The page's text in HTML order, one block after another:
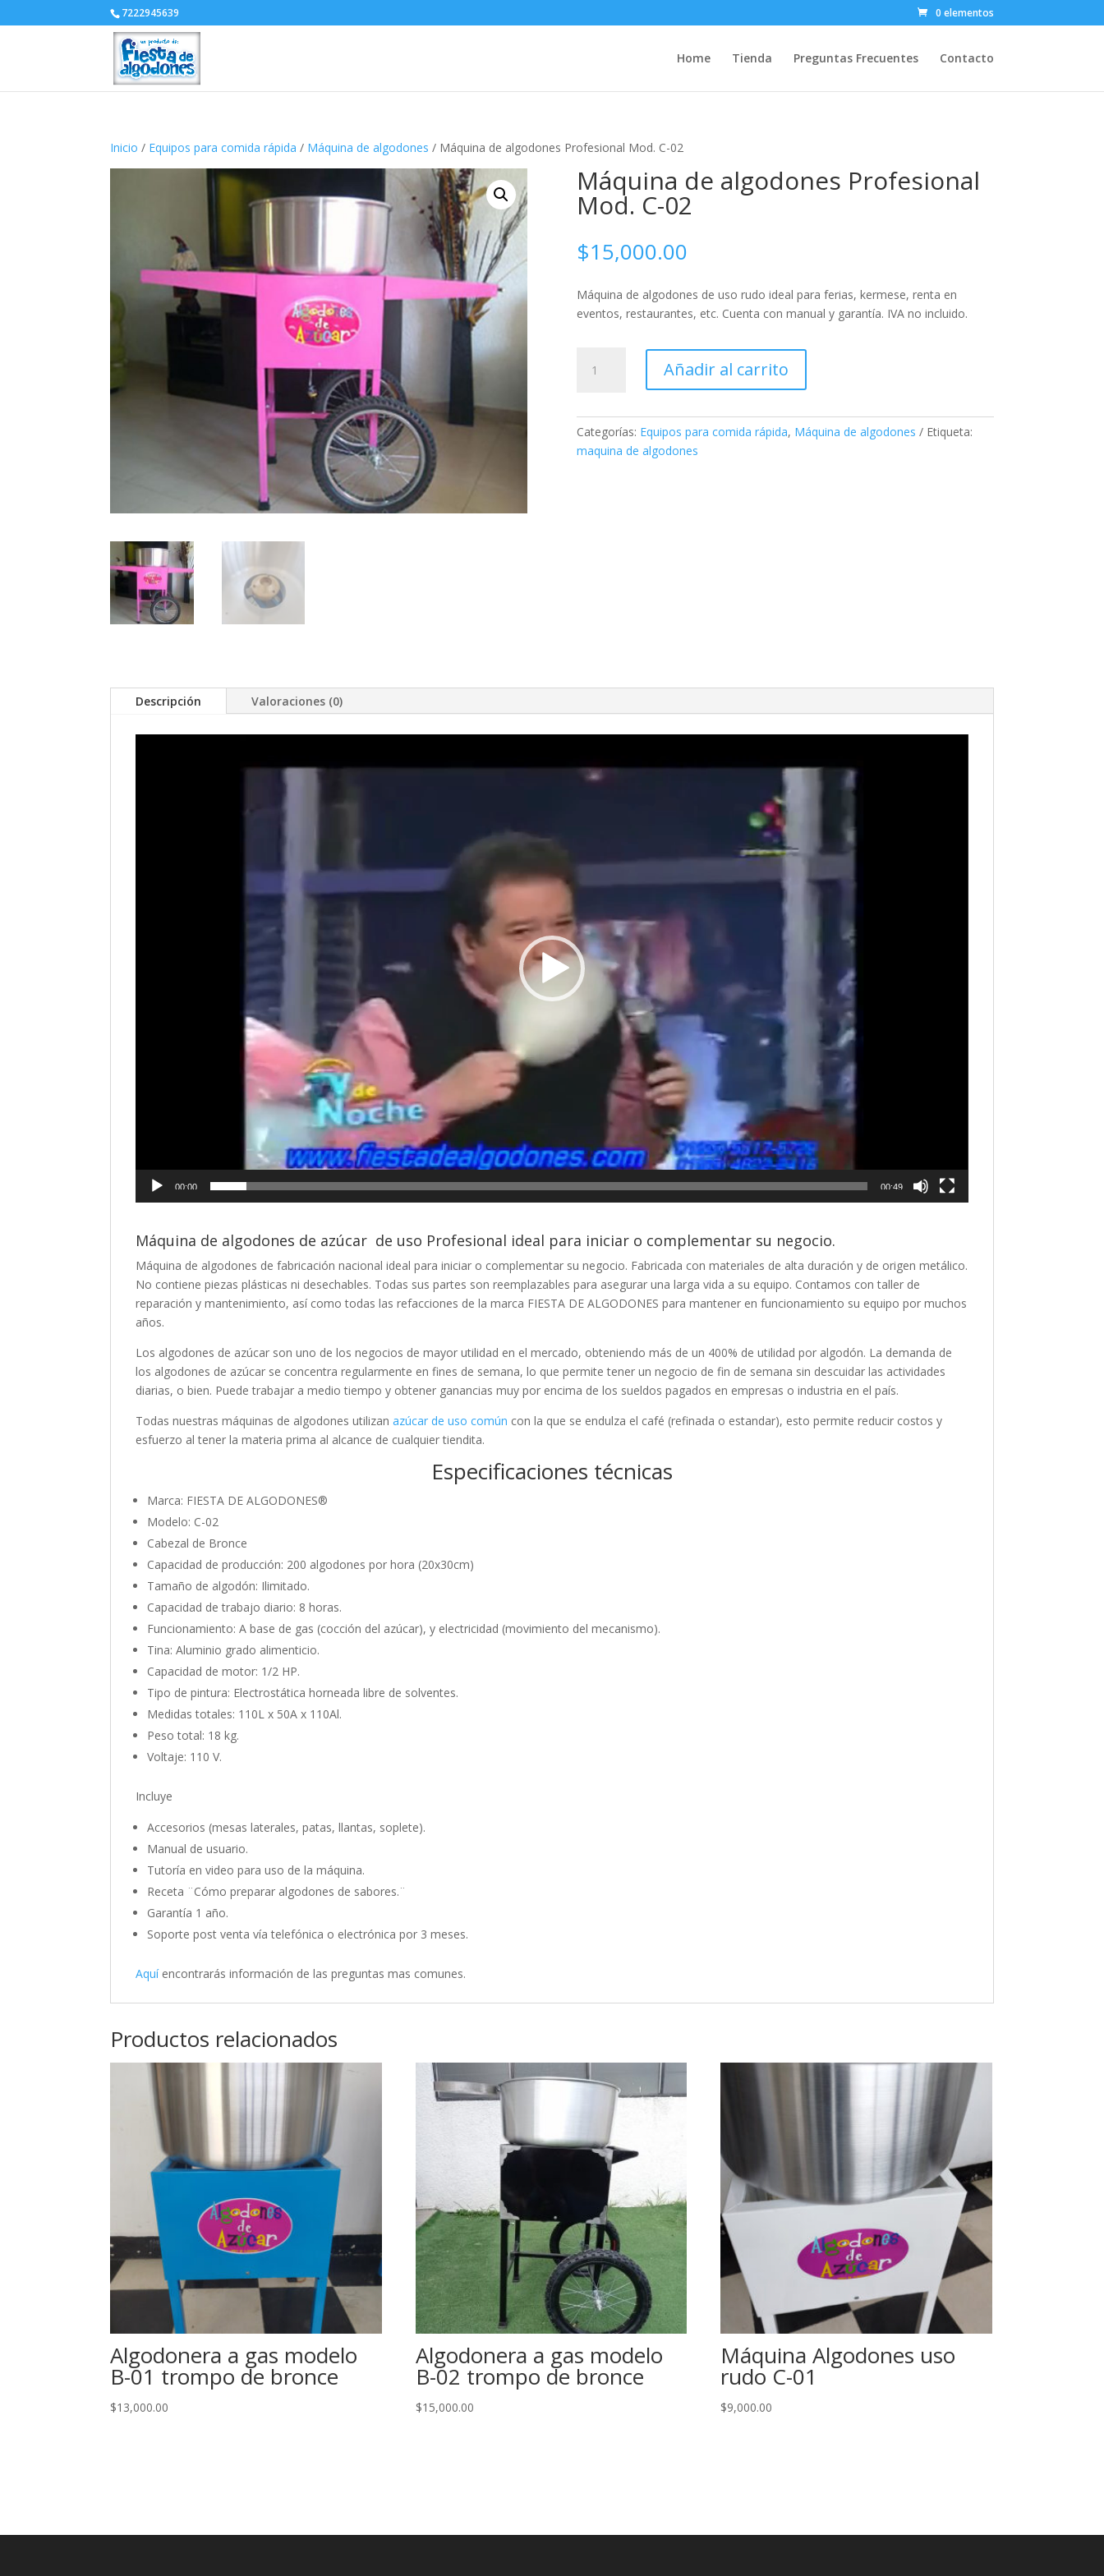
7222945639 0 elementos
Home Tienda Preguntas Frecuentes Contacto
Inicio / Equipos para comida rápida / Máquina de algodones / Máquina de algodones Profesional Mod. C-02
Máquina de algodones Profesional
Mod. C-02
$15,000.00
Máquina de algodones de uso rudo ideal para ferias, kermese, renta en
eventos, restaurantes, etc. Cuenta con manual y garantía. IVA no incluido.
Mod.
C-
Añadir al carrito
Categorías: Equipos para comida rápida, Máquina de algodones
Etiqueta:
maquina de algodones
Descripción Valoraciones (0)
00:00 00:49
Máquina de algodones de azúcar de uso Profesional ideal para iniciar o complementar su negocio.
Máquina de algodones de fabricación nacional ideal para iniciar o complementar su negocio. Fabricada con materiales de alta duración y de origen metálico.
No contiene piezas plásticas ni desechables. Todas sus partes son reemplazables para asegurar una larga vida a su equipo. Contamos con taller de
reparación y mantenimiento, así como todas las refacciones de la marca FIESTA DE ALGODONES para mantener en funcionamiento su equipo por muchos
años.
Los algodones de azúcar son uno de los negocios de mayor utilidad en el mercado, obteniendo más de un 400% de utilidad por algodón. La demanda de
los algodones de azúcar se concentra regularmente en fines de semana, lo que permite tener un negocio de fin de semana sin descuidar las actividades
diarias, o bien. Puede trabajar a medio tiempo y obtener ganancias muy por encima de los sueldos pagados en empresas o industria en el país.
Todas nuestras máquinas de algodones utilizanazúcar de uso común con la que se endulza el café (refinada o estandar), esto permite reducir costos y
esfuerzo al tener la materia prima al alcance de cualquier tiendita.
Especificaciones técnicas
Marca: FIESTA DE ALGODONES®
Modelo: C-02
Cabezal de Bronce
Capacidad de producción: 200 algodones por hora (20x30cm)
Tamaño de algodón: Ilimitado.
Capacidad de trabajo diario: 8 horas.
Funcionamiento: A base de gas (cocción del azúcar), y electricidad (movimiento del mecanismo).
Tina: Aluminio grado alimenticio.
Capacidad de motor: 1/2 HP.
Tipo de pintura: Electrostática horneada libre de solventes.
Medidas totales: 110L x 50A x 110Al.
Peso total: 18 kg.
Voltaje: 110 V.
Incluye
Accesorios (mesas laterales, patas, llantas, soplete).
Manual de usuario.
Tutoría en video para uso de la máquina.
Receta ¨Cómo preparar algodones de sabores.¨
Garantía 1 año.
Soporte post venta vía telefónica o electrónica por 3 meses.
Aquíencontrarás información de las preguntas mas comunes.
Productos relacionados
Algodonera a gas modelo
B-01 trompo de bronce
$13,000.00
Algodonera a gas modelo
B-02 trompo de bronce
$15,000.00
Máquina Algodones uso
rudo C-01
$9,000.00